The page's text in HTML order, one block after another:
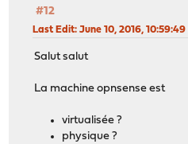
#12
Last Edit: June 10, 2016,
Salut salut
La machine opnsense est
virtualisée ?
physique ?